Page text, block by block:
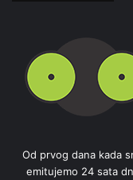
Od prvog dana kada
emitujemo 24 sata